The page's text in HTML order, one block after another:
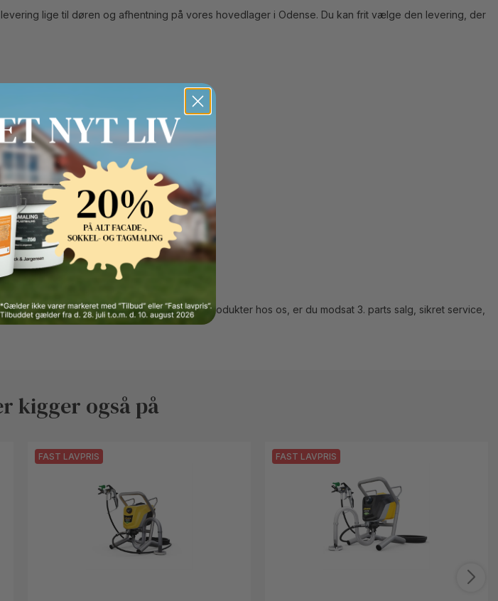
lige til døren og afhentning på vores hovedlager i Odense. Du kan frit vælge den levering, der
Danmark. Når du køber du dine Wagner produkter hos os, er du modsat 3. parts salg, sikret service,
kigger også på
FAST LAVPRIS FAST LAVPRIS